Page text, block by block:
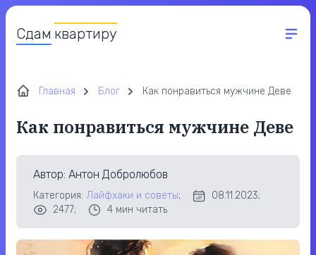
Сдам квартиру
Главная Блог Как понравиться мужчине Деве
Как понравиться мужчине Деве
Автор: Антон Добролюбов
Категория: Лайфхаки и советы;
08.11.2023;
2477;
4 мин читать